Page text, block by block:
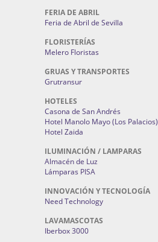
FERIA DE ABRIL
Feria de Abril de Sevilla
FLORISTERÍAS
Melero Floristas
GRUAS Y TRANSPORTES
Grutransur
HOTELES
Casona de San Andrés
Hotel Manolo Mayo (Los Palacios)
Hotel Zaida
ILUMINACIÓN / LAMPARAS
Almacén de Luz
Lámparas PISA
INNOVACIÓN Y TECNOLOGÍA
Need Technology
LAVAMASCOTAS
Iberbox 3000